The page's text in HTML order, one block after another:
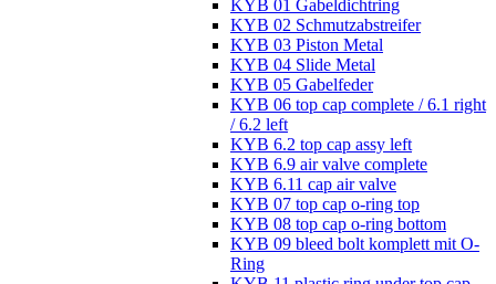
KYB 01 Gabeldichtring
KYB 02 Schmutzabstreifer
KYB 03 Piston Metal
KYB 04 Slide Metal
KYB 05 Gabelfeder
KYB 06 top cap complete / 6.1 right
/ 6.2 left
KYB 6.2 top cap assy left
KYB 6.9 air valve complete
KYB 6.11 cap air valve
KYB 07 top cap o-ring top
KYB 08 top cap o-ring bottom
KYB 09 bleed bolt komplett mit O-
Ring